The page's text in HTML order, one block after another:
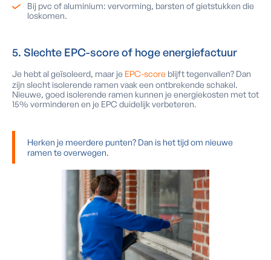
Bij pvc of aluminium: vervorming, barsten of gietstukken die
loskomen.
5. Slechte EPC-score of hoge energiefactuur
Je hebt al geïsoleerd, maar je EPC-score blijft tegenvallen? Dan
zijn slecht isolerende ramen vaak een ontbrekende schakel.
Nieuwe, goed isolerende ramen kunnen je energiekosten met tot
15% verminderen en je EPC duidelijk verbeteren.
Herken je meerdere punten? Dan is het tijd om nieuwe
ramen te overwegen.